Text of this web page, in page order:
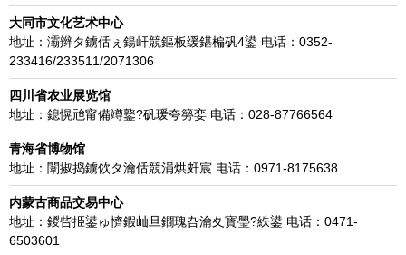
大同市文化艺术中心
地址：灞辫タ鐪佸ぇ鍚屽競鏂板缓鍖楄矾4鍙 电话：0352-
233416/233511/2071306
四川省农业展览馆
地址：鎴愰兘甯備竴鐜?矾瑗夸簩娈 电话：028-87766564
青海省博物馆
地址：闈掓捣鐪佽タ瀹佸競涓烘皯宸 电话：0971-8175638
内蒙古商品交易中心
地址：鍐呰挋鍙ゅ懠鍜屾旦鐗瑰叴瀹夊寳璺?紩鍙 电话：0471-
6503601